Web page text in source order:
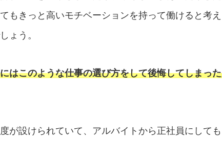
もきっと高いモチベーションを持って働けると考
ょう。
はこのような仕事の選び方をして後悔してしまっ
が設けられていて、アルバイトから正社員にして